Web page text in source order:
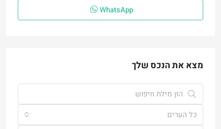
WhatsApp
מצא את הנכס שלך
כל הערים